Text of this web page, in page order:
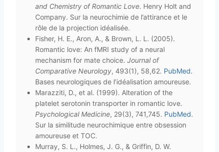
and Chemistry of Romantic Love. Henry Holt and
Company. Sur la neurochimie de l’attirance et le
rôle de la projection idéalisée.
Fisher, H. E., Aron, A., & Brown, L. L. (2005).
Romantic love: An fMRI study of a neural
mechanism for mate choice. Journal of
Comparative Neurology, 493(1), 58,62. PubMed.
Bases neurologiques de l’idéalisation amoureuse.
Marazziti, D., et al. (1999). Alteration of the
platelet serotonin transporter in romantic love.
Psychological Medicine, 29(3), 741,745. PubMed.
Sur la similitude neurochimique entre obsession
amoureuse et TOC.
Murray, S. L., Holmes, J. G., & Griffin, D. W.